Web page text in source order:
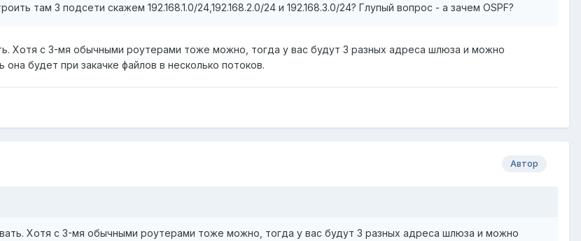
там 3 подсети скажем 192.168.1.0/24,192.168.2.0/24 и 192.168.3.0/24? Глупый вопрос - а зачем OSPF?
Хотя с 3-мя обычными роутерами тоже можно, тогда у вас будут 3 разных адреса шлюза и можно
будет при закачке файлов в несколько потоков.
Автор
Хотя с 3-мя обычными роутерами тоже можно, тогда у вас будут 3 разных адреса шлюза и можно